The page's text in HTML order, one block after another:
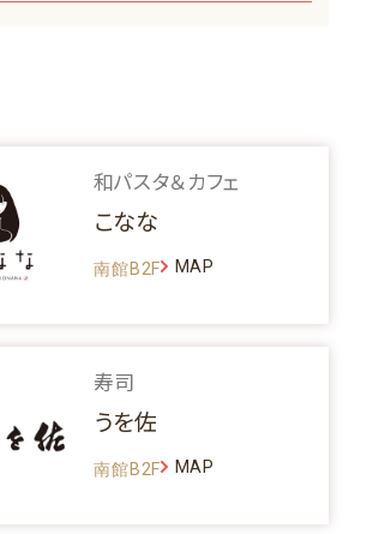
和パスタ＆カフェ
こなな
南館B2F MAP
寿司
うを佐
南館B2F MAP